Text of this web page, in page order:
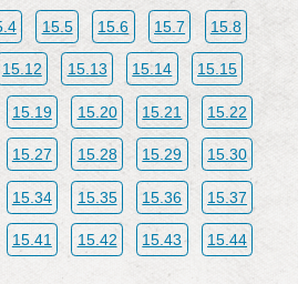
15.5 15.6 15.7 15.8
15.12 15.13 15.14 15.15
15.19 15.20 15.21 15.22
15.27 15.28 15.29 15.30
15.34 15.35 15.36 15.37
15.41 15.42 15.43 15.44